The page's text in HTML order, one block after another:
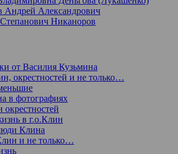
Андрей Александрович
Никаноров
от Василия Кузьмина
окрестностей и не только…
в фотографиях
в г.о.Клин
Клина
и не только…